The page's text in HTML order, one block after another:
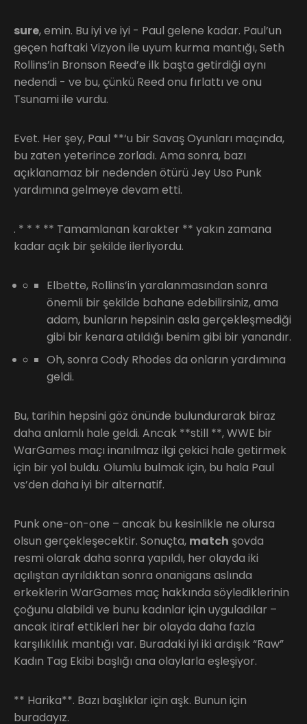
sure, emin. Bu iyi ve iyi - Paul gelene kadar. Paul’un
geçen haftaki Vizyon ile uyum kurma mantığı, Seth
Rollins’in Bronson Reed’e ilk başta getirdiği aynı
nedendi - ve bu, çünkü Reed onu fırlattı ve onu
Tsunami ile vurdu.
Evet. Her şey, Paul **‘u bir Savaş Oyunları maçında,
bu zaten yeterince zorladı. Ama sonra, bazı
açıklanamaz bir nedenden ötürü Jey Uso Punk
yardımına gelmeye devam etti.
. * * * ** Tamamlanan karakter ** yakın zamana
kadar açık bir şekilde ilerliyordu.
Elbette, Rollins’in yaralanmasından sonra
önemli bir şekilde bahane edebilirsiniz, ama
adam, bunların hepsinin asla gerçekleşmediği
gibi bir kenara atıldığı benim gibi bir yanandır.
Oh, sonra Cody Rhodes da onların yardımına
geldi.
Bu, tarihin hepsini göz önünde bulundurarak biraz
daha anlamlı hale geldi. Ancak **still **, WWE bir
WarGames maçı inanılmaz ilgi çekici hale getirmek
için bir yol buldu. Olumlu bulmak için, bu hala Paul
vs’den daha iyi bir alternatif.
Punk one-on-one – ancak bu kesinlikle ne olursa
olsun gerçekleşecektir. Sonuçta, match şovda
resmi olarak daha sonra yapıldı, her olayda iki
açılıştan ayrıldıktan sonra onanigans aslında
erkeklerin WarGames maç hakkında söylediklerinin
çoğunu alabildi ve bunu kadınlar için uyguladılar –
ancak itiraf ettikleri her bir olayda daha fazla
karşılıklılık mantığı var. Buradaki iyi iki ardışık “Raw”
Kadın Tag Ekibi başlığı ana olaylarla eşleşiyor.
** Harika**. Bazı başlıklar için aşk. Bunun için
buradayız.